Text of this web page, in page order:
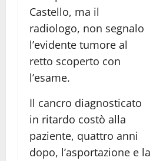
Castello, ma il
radiologo, non segnalo
l’evidente tumore al
retto scoperto con
l’esame.
Il cancro diagnosticato
in ritardo costò alla
paziente, quattro anni
dopo, l’asportazione e la